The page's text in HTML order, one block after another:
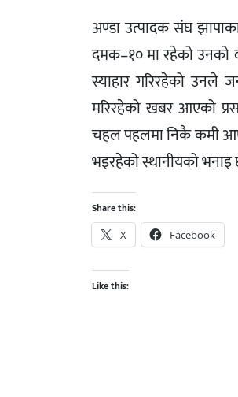
अण्डा उत्पादक संघ
दमक–१० मा रहेको उनको
स्याहार गरिरहेको उनले
मरिरहेको खबर आएको
चहल पहलमा निकै कमी
भइरहेको स्थानीयको भनाइ
Share this:
X Facebook
Like this: